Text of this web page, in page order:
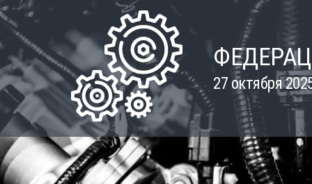
Skip
content
27 октября